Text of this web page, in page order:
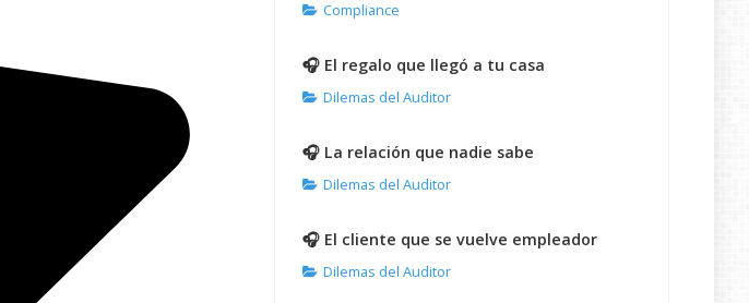
Compliance
🎧 El regalo que llegó a tu casa
Dilemas del Auditor
🎧 La relación que nadie sabe
Dilemas del Auditor
🎧 El cliente que se vuelve empleador
Dilemas del Auditor